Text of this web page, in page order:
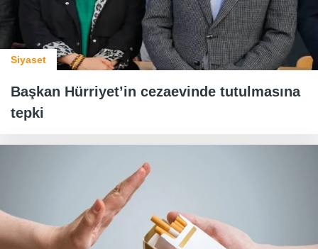
Siyaset
Başkan Hürriyet’in cezaevinde tutulmasına
tepki